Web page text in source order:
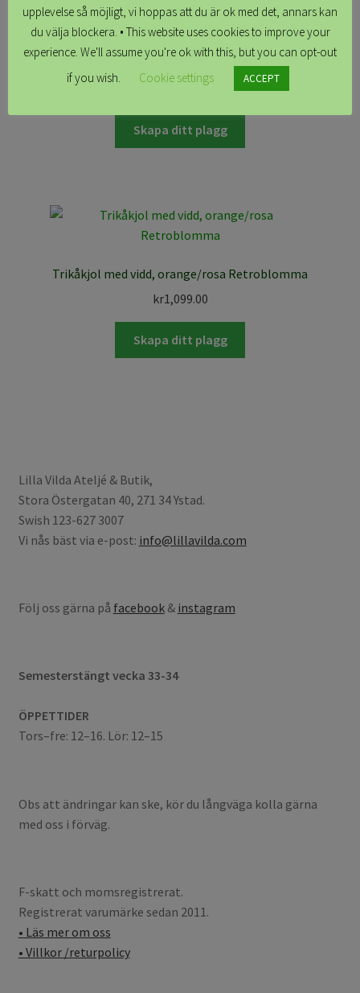
Trikåkjol med vidd, blå Retroblomma
1,099.00
Skapa ditt plagg
Trikåkjol med vidd, orange/rosa Retroblomma
kr1,099.00
Skapa ditt plagg
Lilla Vilda Ateljé & Butik,
Stora Östergatan 40, 271 34 Ystad.
Swish 123-627 3007
Vi nås bäst via e-post: info@lillavilda.com
Följ oss gärna på facebook& instagram
Semesterstängt vecka 33-34
ÖPPETTIDER
Tors–fre: 12–16. Lör: 12–15
Obs att ändringar kan ske, kör du långväga kolla gärna
med oss i förväg.
F-skatt och momsregistrerat.
Registrerat varumärke sedan 2011.
• Läs mer om oss
• Villkor /returpolicy
upplevelse så möjligt, vi hoppas att du är ok med det, annars kan
du välja blockera. • This website uses cookies to improve your
experience. We'll assume you're ok with this, but you can opt-out
if you wish.
Cookie settings ACCEPT